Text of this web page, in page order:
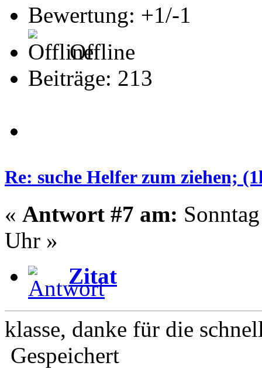
Bewertung: +1/-1
Offline
Beiträge: 213
Re: suche Helfer zum ziehen;
« Antwort #7 am:
Uhr »
Zitat
klasse, danke für die
Gespeichert